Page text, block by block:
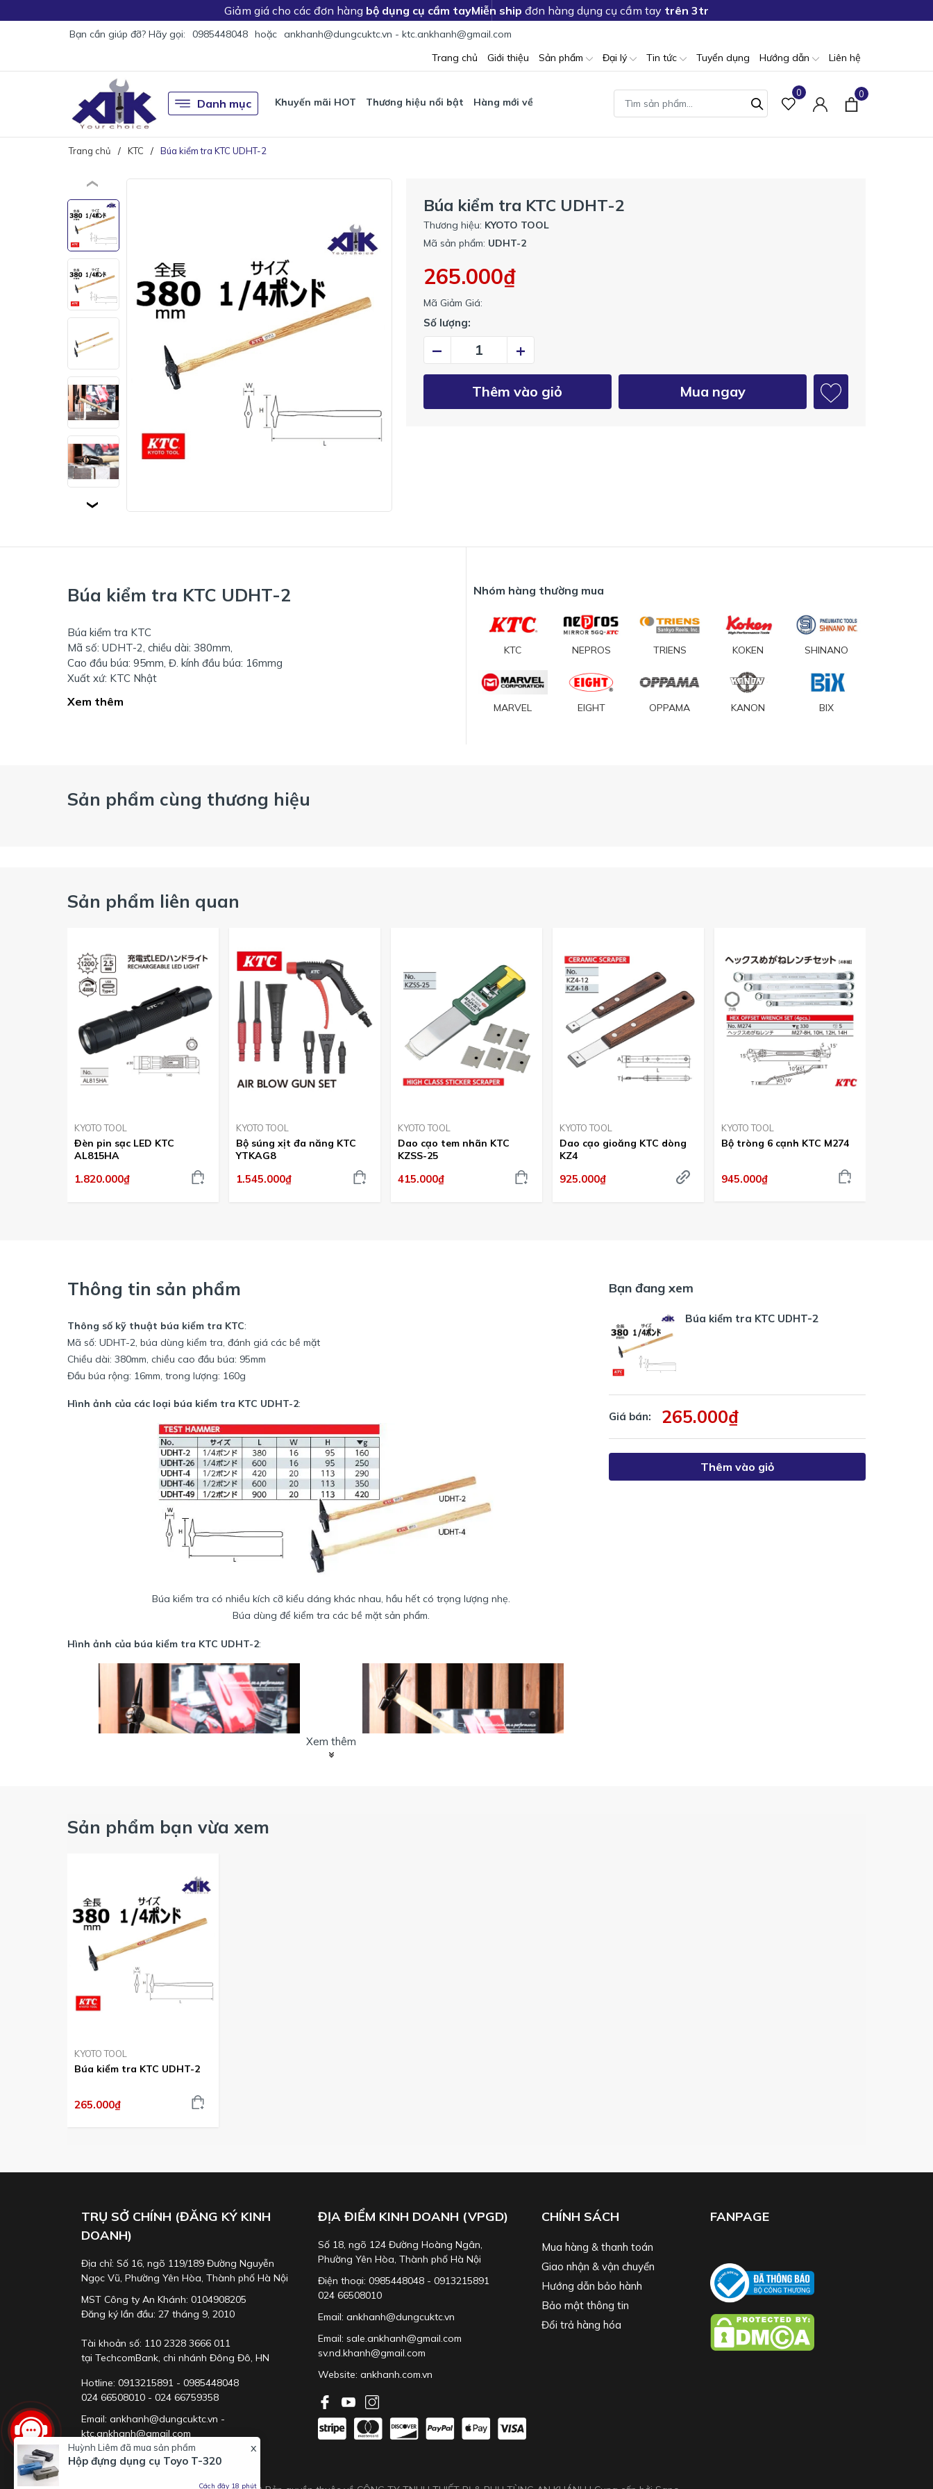
Giảm giá cho các đơn hàng bộ dụng cụ cầm tayMiễn ship đơn hàng dụng cụ cầm tay trên 3tr
Bạn cần giúp đỡ? Hãy gọi: 0985448048 hoặc ankhanh@dungcuktc.vn - ktc.ankhanh@gmail.com
Trang chủ
Giới thiệu Sản phẩm Đại lý Tin tức Tuyển dụng Hướng dẫn Liên hệ
Danh mục Khuyến mãi HOT Thương hiệu nổi bật Hàng mới về
0 0
Trang chủ KTC Búa kiểm tra KTC UDHT-2
Búa kiểm tra KTC UDHT-2
Thương hiệu: KYOTO TOOL
Mã sản phẩm: UDHT-2
265.000₫
Mã Giảm Giá:
Số lượng:
– +
Thêm vào giỏ Mua ngay
Búa kiểm tra KTC UDHT-2
Búa kiểm tra KTC
Mã số: UDHT-2, chiều dài: 380mm,
Cao đầu búa: 95mm, Đ. kính đầu búa: 16mmg
Xuất xứ: KTC Nhật
Xem thêm
Nhóm hàng thường mua
KTC NEPROS TRIENS KOKEN SHINANO
MARVEL EIGHT OPPAMA KANON BIX
Sản phẩm cùng thương hiệu
Sản phẩm liên quan
KYOTO TOOL
Đèn pin sạc LED KTC
AL815HA
1.820.000₫
KYOTO TOOL
Bộ súng xịt đa năng KTC
YTKAG8
1.545.000₫
KYOTO TOOL
Dao cạo tem nhãn KTC
KZSS-25
415.000₫
KYOTO TOOL
Dao cạo gioăng KTC dòng
KZ4
925.000₫
KYOTO TOOL
Bộ tròng 6 cạnh KTC M274
945.000₫
Thông tin sản phẩm
Thông số kỹ thuật búa kiểm tra KTC:
Mã số: UDHT-2, búa dùng kiểm tra, đánh giá các bề mặt
Chiều dài: 380mm, chiều cao đầu búa: 95mm
Đầu búa rộng: 16mm, trong lượng: 160g
Hình ảnh của các loại búa kiểm tra KTC UDHT-2:
Búa kiểm tra có nhiều kích cỡ kiểu dáng khác nhau, hầu hết có trọng lượng nhẹ.
Búa dùng để kiểm tra các bề mặt sản phẩm.
Hình ảnh của búa kiểm tra KTC UDHT-2:
Búa kiểm tra có nhiều kích cỡ kiểu dáng khác nhau, hầu hết có trọng lượng nhẹ.
Búa dùng để kiểm tra các bề mặt sản phẩm, kiểm tra chất lượng.
Xem thêm
Bạn đang xem
Búa kiểm tra KTC UDHT-2
Giá bán: 265.000₫
Thêm vào giỏ
Sản phẩm bạn vừa xem
KYOTO TOOL
Búa kiểm tra KTC UDHT-2
265.000₫
TRỤ SỞ CHÍNH (ĐĂNG KÝ KINH
DOANH)
Địa chỉ: Số 16, ngõ 119/189 Đường Nguyễn
Ngọc Vũ, Phường Yên Hòa, Thành phố Hà Nội
MST Công ty An Khánh: 0104908205
Đăng ký lần đầu: 27 tháng 9, 2010
Tài khoản số: 110 2328 3666 011
tại TechcomBank, chi nhánh Đông Đô, HN
Hotline: 0913215891 - 0985448048
024 66508010 - 024 66759358
Email: ankhanh@dungcuktc.vn -
ktc.ankhanh@gmail.com
ĐỊA ĐIỂM KINH DOANH (VPGD)
Số 18, ngõ 124 Đường Hoàng Ngân,
Phường Yên Hòa, Thành phố Hà Nội
Điện thoại: 0985448048 - 0913215891
024 66508010
Email: ankhanh@dungcuktc.vn
Email: sale.ankhanh@gmail.com
sv.nd.khanh@gmail.com
Website:ankhanh.com.vn
CHÍNH SÁCH
Mua hàng & thanh toán
Giao nhận & vận chuyển
Hướng dẫn bảo hành
Bảo mật thông tin
Đổi trả hàng hóa
FANPAGE
x
Huỳnh Liêm đã mua sản phẩm
Hộp đựng dụng cụ Toyo T-320
Cách đây 18 phút